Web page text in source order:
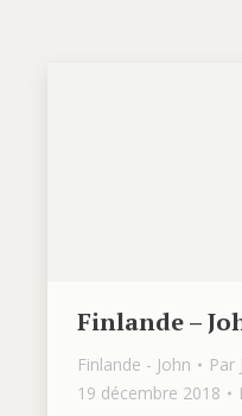
Finlande –
Finlande - John Par
19 décembre 2018